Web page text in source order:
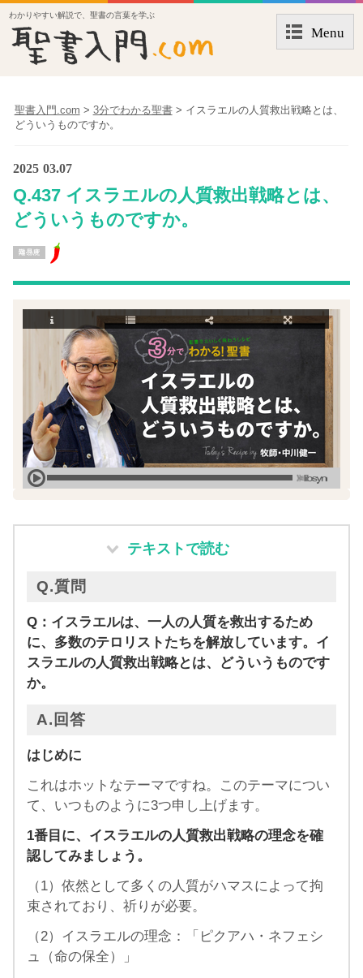
わかりやすい解説で、聖書の言葉を学ぶ
Menu
聖書入門.com > 3分でわかる聖書> イスラエルの人質救出戦略とは、
どういうものですか。
2025 03.07
Q.437 イスラエルの人質救出戦略とは、
どういうものですか。
テキストで読む
Q.質問
Q：イスラエルは、一人の人質を救出するため
に、多数のテロリストたちを解放しています。イ
スラエルの人質救出戦略とは、どういうものです
か。
A.回答
はじめに
これはホットなテーマですね。このテーマについ
て、いつものように3つ申し上げます。
1番目に、イスラエルの人質救出戦略の理念を確
認してみましょう。
（1）依然として多くの人質がハマスによって拘
束されており、祈りが必要。
（2）イスラエルの理念：「ピクアハ・ネフェシ
ュ（命の保全）」